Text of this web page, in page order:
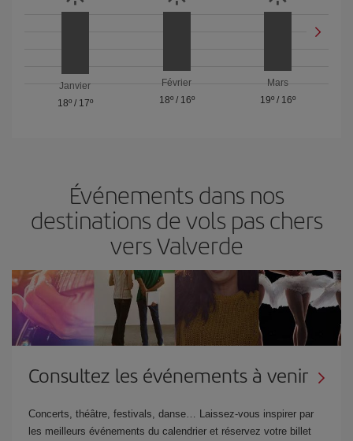
Janvier
18º/ 17º
Février
18º/ 16º
Mars
19º / 16º
Événements dans nos
destinations de vols pas chers
vers Valverde
Consultez les événements à venir
Concerts, théâtre, festivals, danse… Laissez-vous inspirer par
les meilleurs événements du calendrier et réservez votre billet